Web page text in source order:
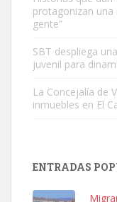
es muy manso y
Leales.org » Gran
Leales.org » Gran
protagonizan una
gente”
SBT despliega
juvenil para
La Concejalía de
inmuebles en El
ENTRADAS